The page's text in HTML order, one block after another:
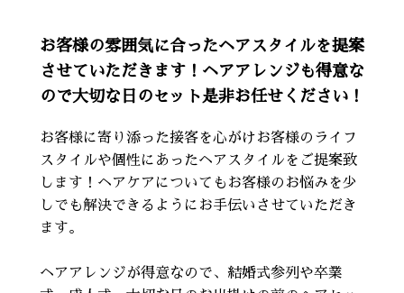
お客様の雰囲気に合ったヘアスタイルを提案
させていただきます！ヘアアレンジも得意な
ので大切な日のセット是非お任せください！
お客様に寄り添った接客を心がけお客様のライフ
スタイルや個性にあったヘアスタイルをご提案致
します！ヘアケアについてもお客様のお悩みを少
しでも解決できるようにお手伝いさせていただき
ます。
ヘアアレンジが得意なので、結婚式参列や卒業